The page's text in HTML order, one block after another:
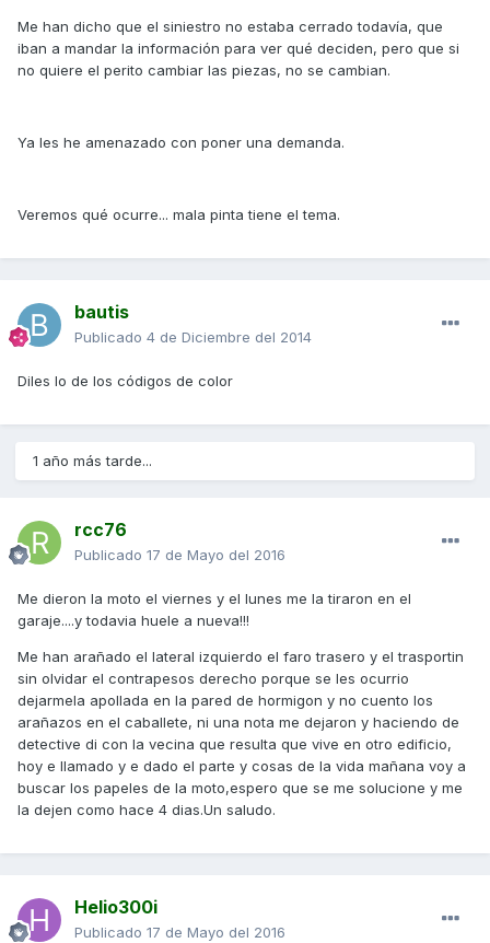
Me han dicho que el siniestro no estaba cerrado todavía, que
iban a mandar la información para ver qué deciden, pero que si
no quiere el perito cambiar las piezas, no se cambian.
Ya les he amenazado con poner una demanda.
Veremos qué ocurre... mala pinta tiene el tema.
bautis
Publicado 4 de Diciembre del 2014
Diles lo de los códigos de color
1 año más tarde...
rcc76
Publicado 17 de Mayo del 2016
Me dieron la moto el viernes y el lunes me la tiraron en el
garaje....y todavia huele a nueva!!!
Me han arañado el lateral izquierdo el faro trasero y el trasportin
sin olvidar el contrapesos derecho porque se les ocurrio
dejarmela apollada en la pared de hormigon y no cuento los
arañazos en el caballete, ni una nota me dejaron y haciendo de
detective di con la vecina que resulta que vive en otro edificio,
hoy e llamado y e dado el parte y cosas de la vida mañana voy a
buscar los papeles de la moto,espero que se me solucione y me
la dejen como hace 4 dias.Un saludo.
Helio300i
Publicado 17 de Mayo del 2016